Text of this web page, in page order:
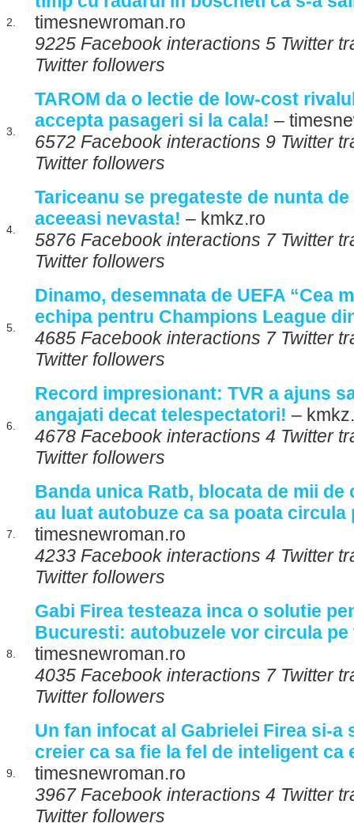
2.
timesnewroman.ro
9225 Facebook interactions 5 Twitter
Twitter followers
3.
TAROM da o lectie de low-cost
accepta pasageri si la cala! –
6572 Facebook interactions 9 Twitter
Twitter followers
4.
Tariceanu se pregateste de nunta
aceeasi nevasta! – kmkz.ro
5876 Facebook interactions 7 Twitter
Twitter followers
5.
Dinamo, desemnata de UEFA “Cea
echipa pentru Champions League
4685 Facebook interactions 7 Twitter
Twitter followers
6.
Record impresionant: TVR a ajuns
angajati decat telespectatori! –
4678 Facebook interactions 4 Twitter
Twitter followers
7.
Banda unica Ratb, blocata de mii de
au luat autobuze ca sa poata circula
timesnewroman.ro
4233 Facebook interactions 4 Twitter
Twitter followers
8.
Gabi Firea testeaza inca o solutie
Bucuresti: autobuzele vor circula
timesnewroman.ro
4035 Facebook interactions 7 Twitter
Twitter followers
9.
Un fan infocat al Gabrielei Firea si-a
creier ca sa fie la fel de inteligent ca
timesnewroman.ro
3967 Facebook interactions 4 Twitter
Twitter followers